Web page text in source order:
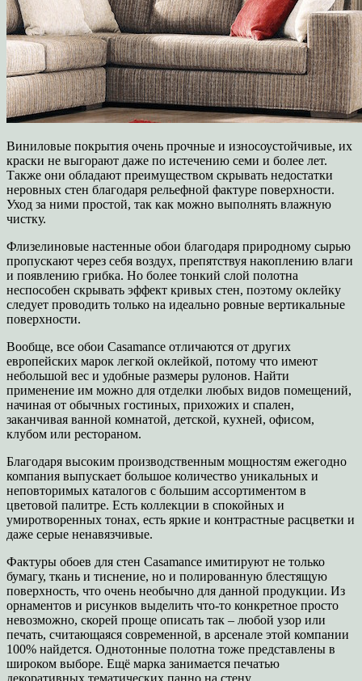
Виниловые покрытия очень прочные и износоустойчивые, их
краски не выгорают даже по истечению семи и более лет.
Также они обладают преимуществом скрывать недостатки
неровных стен благодаря рельефной фактуре поверхности.
Уход за ними простой, так как можно выполнять влажную
чистку.
Флизелиновые настенные обои благодаря природному сырью
пропускают через себя воздух, препятствуя накоплению влаги
и появлению грибка. Но более тонкий слой полотна
неспособен скрывать эффект кривых стен, поэтому оклейку
следует проводить только на идеально ровные вертикальные
поверхности.
Вообще, все обои Casamance отличаются от других
европейских марок легкой оклейкой, потому что имеют
небольшой вес и удобные размеры рулонов. Найти
применение им можно для отделки любых видов помещений,
начиная от обычных гостиных, прихожих и спален,
заканчивая ванной комнатой, детской, кухней, офисом,
клубом или рестораном.
Благодаря высоким производственным мощностям ежегодно
компания выпускает большое количество уникальных и
неповторимых каталогов с большим ассортиментом в
цветовой палитре. Есть коллекции в спокойных и
умиротворенных тонах, есть яркие и контрастные расцветки и
даже серые ненавязчивые.
Фактуры обоев для стен Casamance имитируют не только
бумагу, ткань и тиснение, но и полированную блестящую
поверхность, что очень необычно для данной продукции. Из
орнаментов и рисунков выделить что-то конкретное просто
невозможно, скорей проще описать так – любой узор или
печать, считающаяся современной, в арсенале этой компании
100% найдется. Однотонные полотна тоже представлены в
широком выборе. Ещё марка занимается печатью
декоративных тематических панно на стену.